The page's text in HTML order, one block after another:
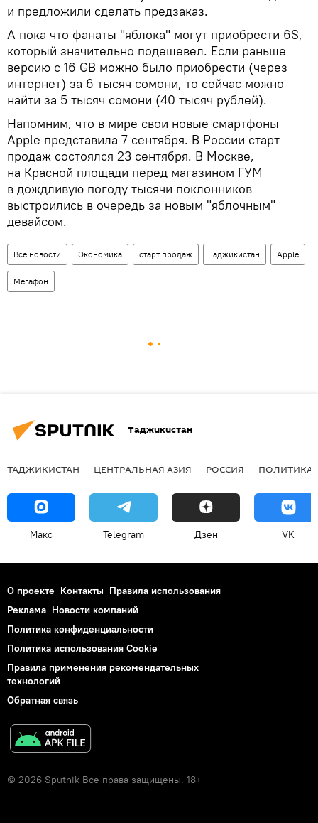
и предложили сделать предзаказ.
А пока что фанаты "яблока" могут приобрести 6S,
который значительно подешевел. Если раньше
версию с 16 GB можно было приобрести (через
интернет) за 6 тысяч сомони, то сейчас можно
найти за 5 тысяч сомони (40 тысяч рублей).
Напомним, что в мире свои новые смартфоны
Apple представила 7 сентября. В России старт
продаж состоялся 23 сентября. В Москве,
на Красной площади перед магазином ГУМ
в дождливую погоду тысячи поклонников
выстроились в очередь за новым "яблочным"
девайсом.
Все новости Экономика старт продаж Таджикистан Apple
Мегафон
Таджикистан
ТАДЖИКИСТАН ЦЕНТРАЛЬНАЯ АЗИЯ РОССИЯ ПОЛИТИКА
Макс Telegram Дзен VK
О проекте Контакты Правила использования
Реклама Новости компаний
Политика конфиденциальности
Политика использования Cookie
Правила применения рекомендательных
технологий
Обратная связь
© 2026 Sputnik Все права защищены. 18+